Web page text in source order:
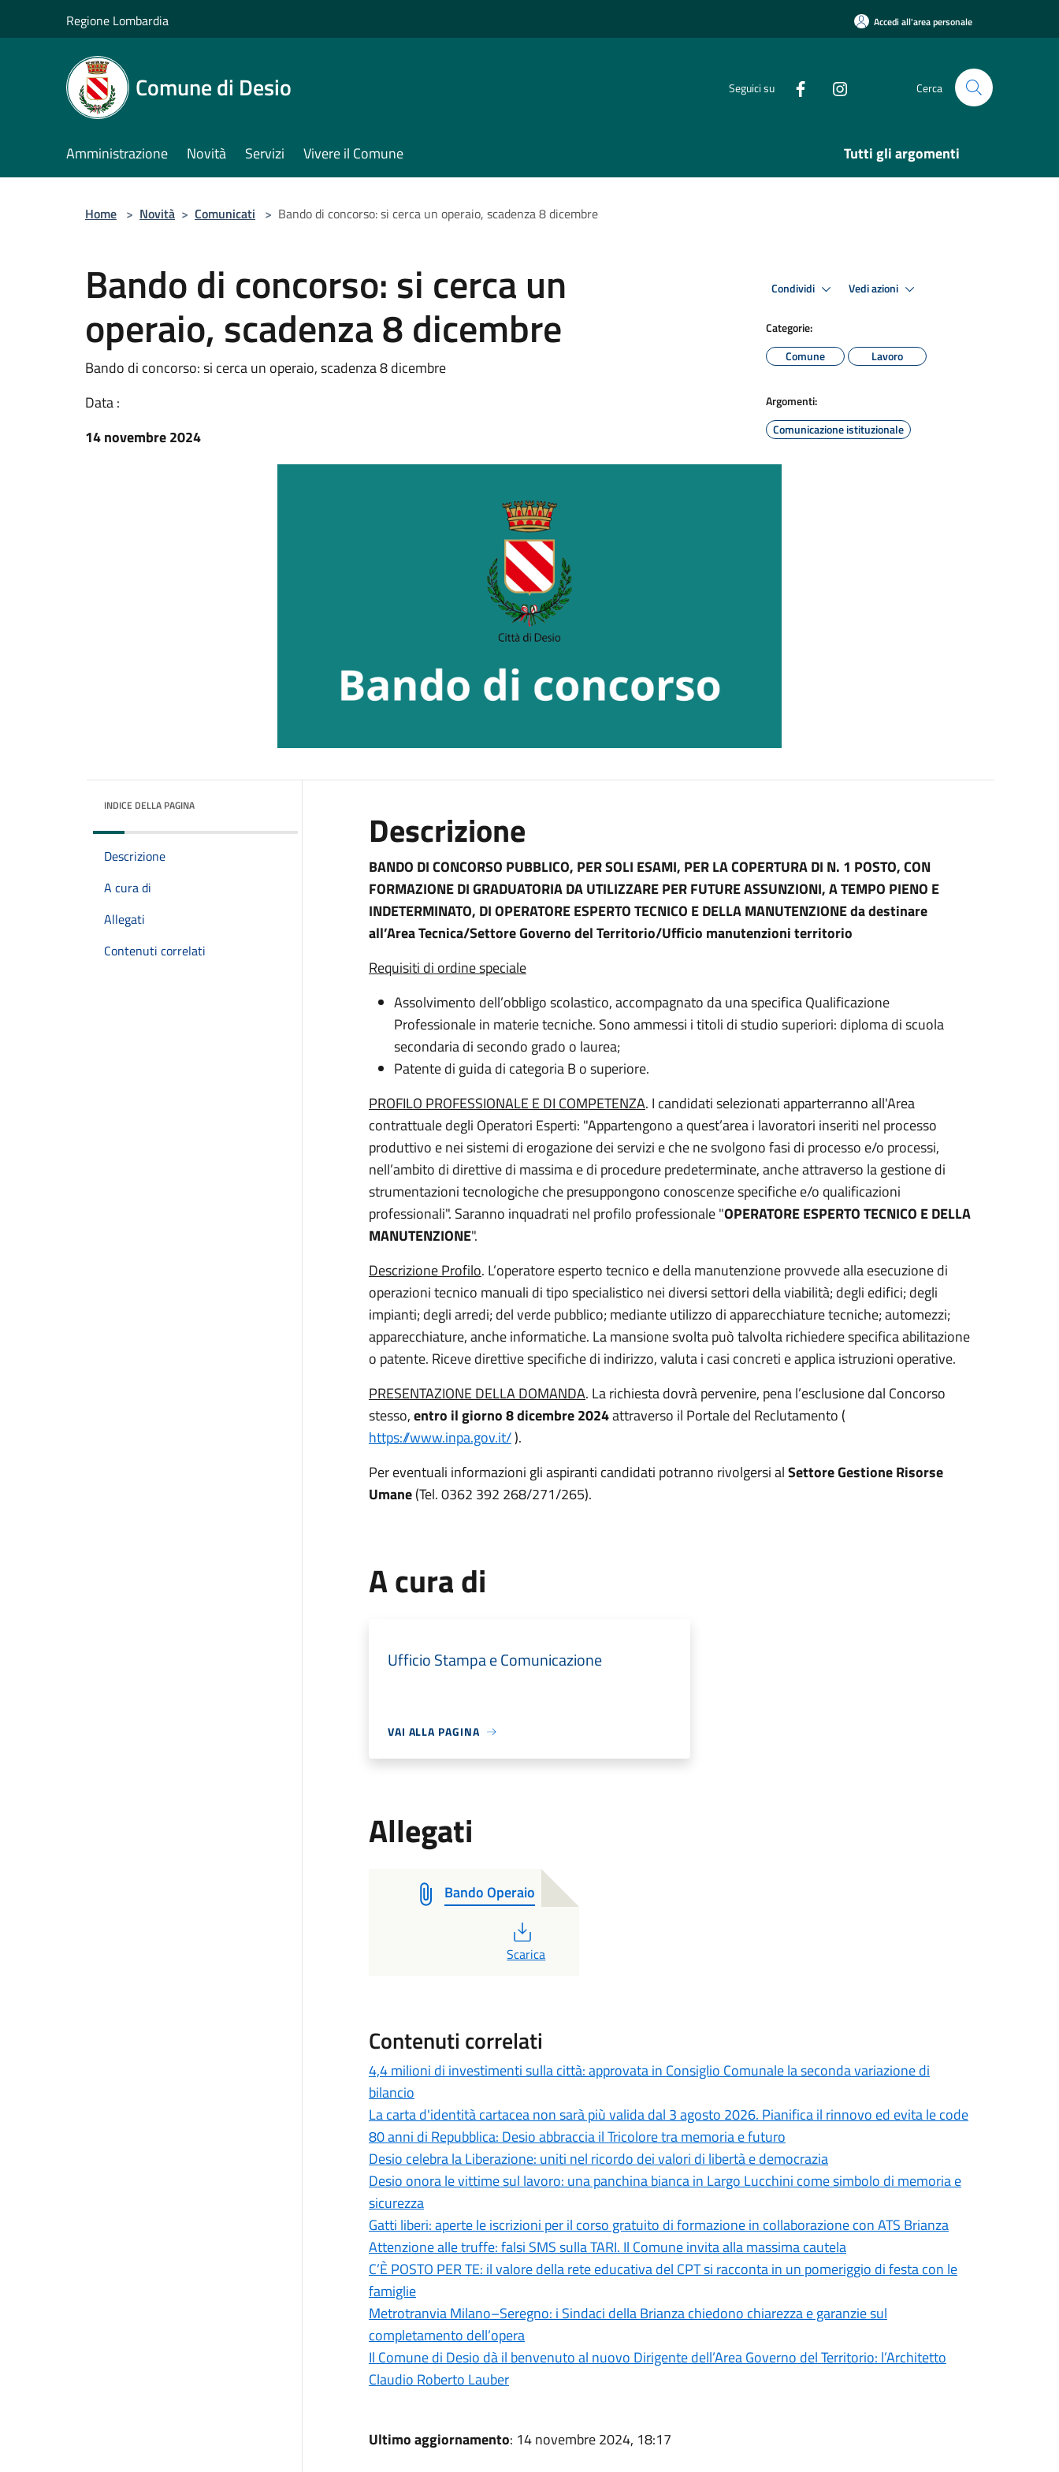
Regione Lombardia Accedi all'area personale
Comune di Desio Seguici su Cerca
Amministrazione Novità Servizi Vivere il Comune Tutti gli argomenti
Home > Novità > Comunicati > Bando di concorso: si cerca un operaio, scadenza 8 dicembre
Bando di concorso: si cerca un
operaio, scadenza 8 dicembre
Bando di concorso: si cerca un operaio, scadenza 8 dicembre
Data :
14 novembre 2024
Condividi Vedi azioni
Categorie:
Comune
Lavoro
Argomenti:
Comunicazione istituzionale
INDICE DELLA PAGINA
Descrizione
A cura di
Allegati
Contenuti correlati
Descrizione
BANDO DI CONCORSO PUBBLICO, PER SOLI ESAMI, PER LA COPERTURA DI N. 1 POSTO, CON
FORMAZIONE DI GRADUATORIA DA UTILIZZARE PER FUTURE ASSUNZIONI, A TEMPO PIENO E
INDETERMINATO, DI OPERATORE ESPERTO TECNICO E DELLA MANUTENZIONE da destinare
all’Area Tecnica/Settore Governo del Territorio/Ufficio manutenzioni territorio
Requisiti di ordine speciale
Assolvimento dell’obbligo scolastico, accompagnato da una specifica Qualificazione
Professionale in materie tecniche. Sono ammessi i titoli di studio superiori: diploma di scuola
secondaria di secondo grado o laurea;
Patente di guida di categoria B o superiore.
PROFILO PROFESSIONALE E DI COMPETENZA. I candidati selezionati apparterranno all'Area
contrattuale degli Operatori Esperti: "Appartengono a quest’area i lavoratori inseriti nel processo
produttivo e nei sistemi di erogazione dei servizi e che ne svolgono fasi di processo e/o processi,
nell’ambito di direttive di massima e di procedure predeterminate, anche attraverso la gestione di
strumentazioni tecnologiche che presuppongono conoscenze specifiche e/o qualificazioni
professionali". Saranno inquadrati nel profilo professionale "OPERATORE ESPERTO TECNICO E DELLA
MANUTENZIONE".
Descrizione Profilo. L’operatore esperto tecnico e della manutenzione provvede alla esecuzione di
operazioni tecnico manuali di tipo specialistico nei diversi settori della viabilità; degli edifici; degli
impianti; degli arredi; del verde pubblico; mediante utilizzo di apparecchiature tecniche; automezzi;
apparecchiature, anche informatiche. La mansione svolta può talvolta richiedere specifica abilitazione
o patente. Riceve direttive specifiche di indirizzo, valuta i casi concreti e applica istruzioni operative.
PRESENTAZIONE DELLA DOMANDA. La richiesta dovrà pervenire, pena l’esclusione dal Concorso
stesso,entro il giorno 8 dicembre 2024attraverso il Portale del Reclutamento (
https://www.inpa.gov.it/).
Per eventuali informazioni gli aspiranti candidati potranno rivolgersi alSettore Gestione Risorse
Umane(Tel. 0362 392 268/271/265).
A cura di
Ufficio Stampa e Comunicazione
VAI ALLA PAGINA
Allegati
Bando Operaio
PDF
Scarica
Contenuti correlati
4,4 milioni di investimenti sulla città: approvata in Consiglio Comunale la seconda variazione di
bilancio
La carta d'identità cartacea non sarà più valida dal 3 agosto 2026. Pianifica il rinnovo ed evita le code
80 anni di Repubblica: Desio abbraccia il Tricolore tra memoria e futuro
Desio celebra la Liberazione: uniti nel ricordo dei valori di libertà e democrazia
Desio onora le vittime sul lavoro: una panchina bianca in Largo Lucchini come simbolo di memoria e
sicurezza
Gatti liberi: aperte le iscrizioni per il corso gratuito di formazione in collaborazione con ATS Brianza
Attenzione alle truffe: falsi SMS sulla TARI. Il Comune invita alla massima cautela
C’È POSTO PER TE: il valore della rete educativa del CPT si racconta in un pomeriggio di festa con le
famiglie
Metrotranvia Milano–Seregno: i Sindaci della Brianza chiedono chiarezza e garanzie sul
completamento dell’opera
Il Comune di Desio dà il benvenuto al nuovo Dirigente dell’Area Governo del Territorio: l’Architetto
Claudio Roberto Lauber
Ultimo aggiornamento: 14 novembre 2024, 18:17